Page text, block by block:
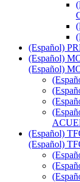
(Español)
(Español)
(Español)
(Español)
(Español)